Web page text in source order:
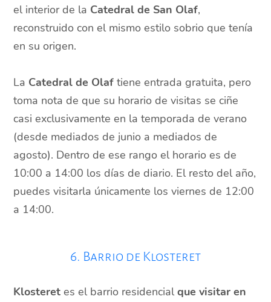
el interior de la Catedral de San Olaf,
reconstruido con el mismo estilo sobrio que tenía
en su origen.
La Catedral de Olaftiene entrada gratuita, pero
toma nota de que su horario de visitas se ciñe
casi exclusivamente en la temporada de verano
(desde mediados de junio a mediados de
agosto). Dentro de ese rango el horario es de
10:00 a 14:00 los días de diario. El resto del año,
puedes visitarla únicamente los viernes de 12:00
a 14:00.
6. Barrio de Klosteret
Klosteret es el barrio residencialque visitar en